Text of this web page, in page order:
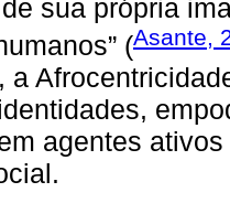
sua própria
(Asante,
a
agentes